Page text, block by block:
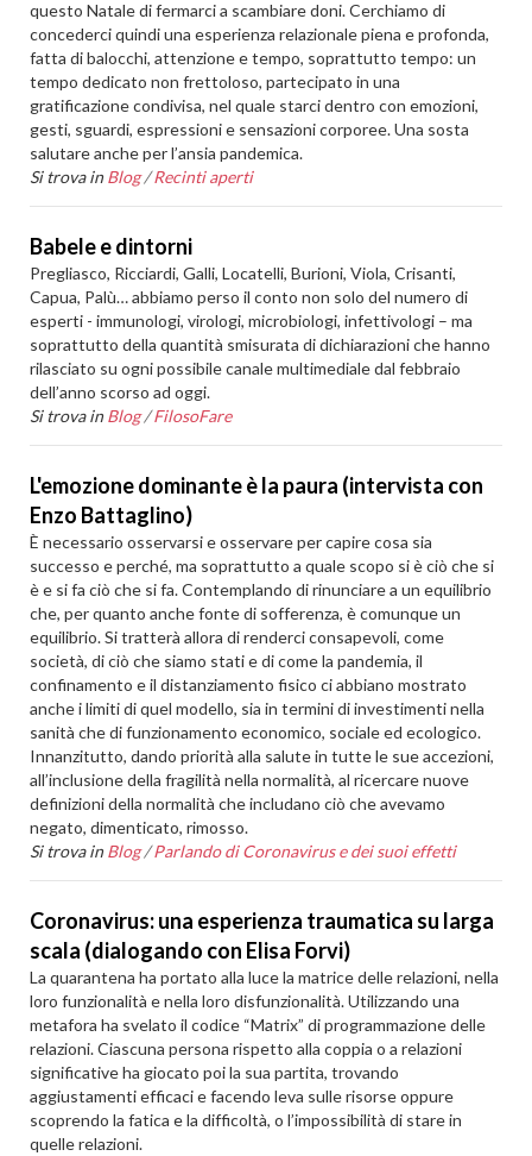
questo Natale di fermarci a scambiare doni. Cerchiamo di
concederci quindi una esperienza relazionale piena e profonda,
fatta di balocchi, attenzione e tempo, soprattutto tempo: un
tempo dedicato non frettoloso, partecipato in una
gratificazione condivisa, nel quale starci dentro con emozioni,
gesti, sguardi, espressioni e sensazioni corporee. Una sosta
salutare anche per l’ansia pandemica.
Si trova in Blog /Recinti aperti
Babele e dintorni
Pregliasco, Ricciardi, Galli, Locatelli, Burioni, Viola, Crisanti,
Capua, Palù… abbiamo perso il conto non solo del numero di
esperti - immunologi, virologi, microbiologi, infettivologi – ma
soprattutto della quantità smisurata di dichiarazioni che hanno
rilasciato su ogni possibile canale multimediale dal febbraio
dell’anno scorso ad oggi.
Si trova in Blog /FilosoFare
L'emozione dominante è la paura (intervista con
Enzo Battaglino)
È necessario osservarsi e osservare per capire cosa sia
successo e perché, ma soprattutto a quale scopo si è ciò che si
è e si fa ciò che si fa. Contemplando di rinunciare a un equilibrio
che, per quanto anche fonte di sofferenza, è comunque un
equilibrio. Si tratterà allora di renderci consapevoli, come
società, di ciò che siamo stati e di come la pandemia, il
confinamento e il distanziamento fisico ci abbiano mostrato
anche i limiti di quel modello, sia in termini di investimenti nella
sanità che di funzionamento economico, sociale ed ecologico.
Innanzitutto, dando priorità alla salute in tutte le sue accezioni,
all’inclusione della fragilità nella normalità, al ricercare nuove
definizioni della normalità che includano ciò che avevamo
negato, dimenticato, rimosso.
Si trova in Blog /Parlando di Coronavirus e dei suoi effetti
Coronavirus: una esperienza traumatica su larga
scala (dialogando con Elisa Forvi)
La quarantena ha portato alla luce la matrice delle relazioni, nella
loro funzionalità e nella loro disfunzionalità. Utilizzando una
metafora ha svelato il codice “Matrix” di programmazione delle
relazioni. Ciascuna persona rispetto alla coppia o a relazioni
significative ha giocato poi la sua partita, trovando
aggiustamenti efficaci e facendo leva sulle risorse oppure
scoprendo la fatica e la difficoltà, o l’impossibilità di stare in
quelle relazioni.